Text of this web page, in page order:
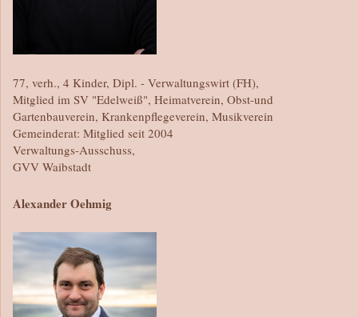
77, verh., 4 Kinder, Dipl. - Verwaltungswirt (FH),
Mitglied im SV "Edelweiß", Heimatverein, Obst-und
Gartenbauverein, Krankenpflegeverein, Musikverein
Gemeinderat: Mitglied seit 2004
Verwaltungs-Ausschuss,
GVV Waibstadt
Alexander Oehmig